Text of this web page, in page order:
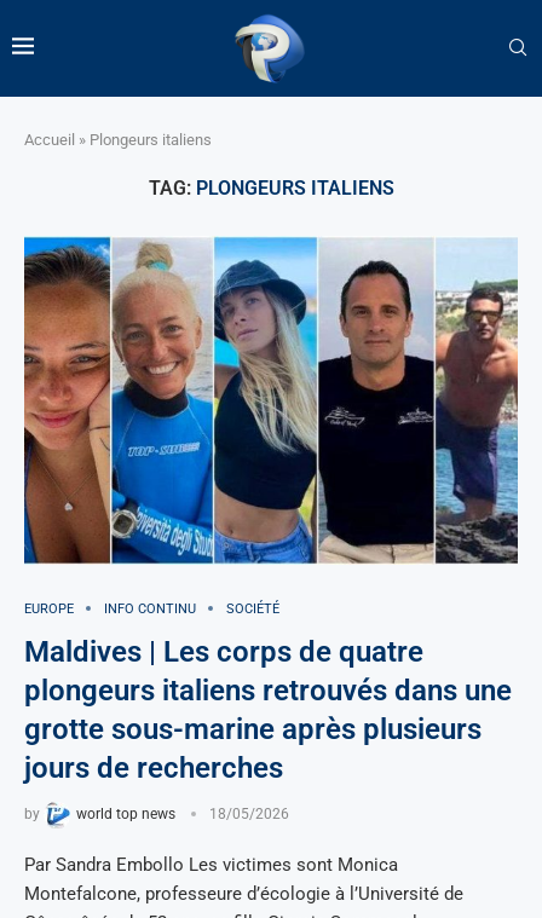
Accueil » Plongeurs italiens
TAG: PLONGEURS ITALIENS
EUROPE INFO CONTINU SOCIÉTÉ
Maldives | Les corps de quatre
plongeurs italiens retrouvés dans une
grotte sous-marine après plusieurs
jours de recherches
by world top news 18/05/2026
Par Sandra Embollo Les victimes sont Monica
Montefalcone, professeure d’écologie à l’Université de